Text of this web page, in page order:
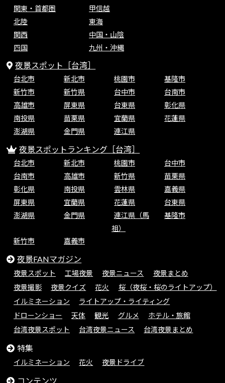
関東・首都圏
甲信越
北陸
東海
関西
中国・山陰
四国
九州・沖縄
夜景スポット［台湾］
台北市 新北市 桃園市
基隆市
新竹市
新竹県 台中市
台南市
高雄市
屏東県 台東県
彰化県
南投県
苗栗県 宜蘭県
花蓮県
澎湖県
金門県 連江県
夜景スポットランキング［台湾］
台北市 新北市 桃園市
台中市
台南市
高雄市 新竹県
苗栗県
彰化県
南投県 雲林県
嘉義県
屏東県
宜蘭県 花蓮県
台東県
澎湖県
金門県
連江県（馬
祖）
基隆市
新竹市 嘉義市
夜景FANマガジン
夜景スポット 工場夜景 夜景ニュース
夜景まとめ
夜景撮影
夜景クイズ 花火
桜（夜桜・桜のライトアップ）
イルミネーション
ライトアップ・ライティング
ドローンショー
天体 観光 グルメ
ホテル・旅館
台湾夜景スポット
台湾夜景ニュース 台湾夜景まとめ
特集
イルミネーション 花火 夜景ドライブ
コンテンツ